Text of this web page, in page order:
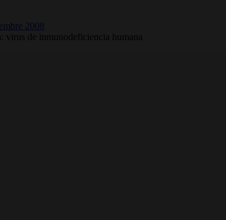
2008
virus de inmunodeficiencia humana